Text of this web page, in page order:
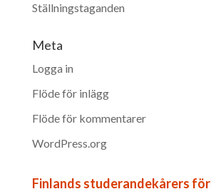
Ställningstaganden
Meta
Logga in
Flöde för inlägg
Flöde för kommentarer
WordPress.org
Finlands studerandekårers